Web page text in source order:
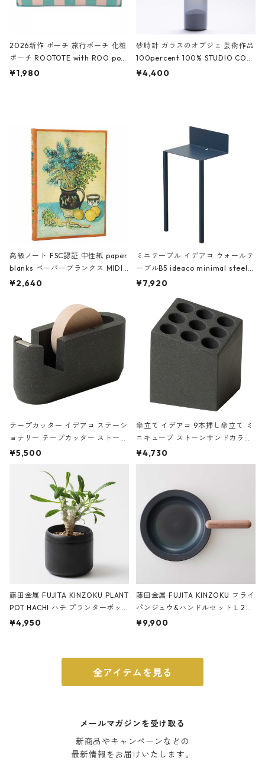
2026新作 ポーチ 旅行ポーチ 化粧
ポーチ ROOTOTE with ROO pou
ch 3532 ルートート WR.ポーチ.ラ
¥1,980
砂時計 ガラスのオブジェ 芸術作品
100percent 100% STUDIO COH
AKU Timeless 100パーセント ス
¥4,400
高級ノート FSC認証 中性紙 paper
blanks ペーパーブランクス MIDI
ハードカバー 罫線 ヴァン・ゴッホ
¥2,640
ミニテーブル イデアコ ウォールテ
ーブルB5 ideaco minimal steel f
urniture WALL Table B5 ネイビー
¥7,920
テープカッター イデアコ ステーシ
ョナリー テープカッター ストーン
サンドカラー 石調 ideaco Station
¥5,500
傘立て イデアコ 9本挿し傘立て ミ
ニキューブ ストーンサンドカラー
石調 ideaco Umbrella Stand CUB
E ストーンサンドブラック
¥4,730
藤田金属 FUJITA KINZOKU PLANT
POT HACHI ハチ プランターポッ
ト 3号 ブラック
¥4,950
藤田金属 FUJITA KINZOKU フライ
パンジュウ&ハンドルセット L 24c
m ガス火・IH対応 鉄フライパン
¥9,900
全アイテムを見る
メールマガジンを受け取る
新商品やキャンペーンなどの
最新情報をお届けいたします。